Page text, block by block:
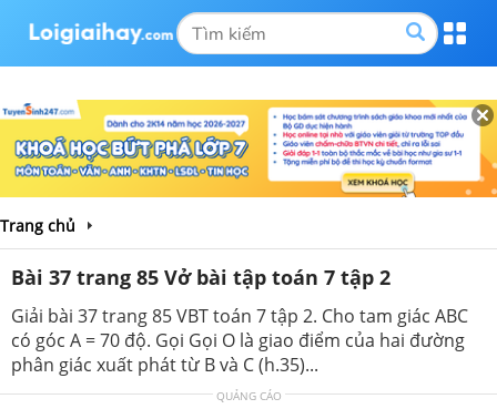
Trang chủ
Bài 37 trang 85 Vở bài tập toán 7 tập 2
Giải bài 37 trang 85 VBT toán 7 tập 2. Cho tam giác ABC
có góc A = 70 độ. Gọi Gọi O là giao điểm của hai đường
phân giác xuất phát từ B và C (h.35)...
QUẢNG CÁO